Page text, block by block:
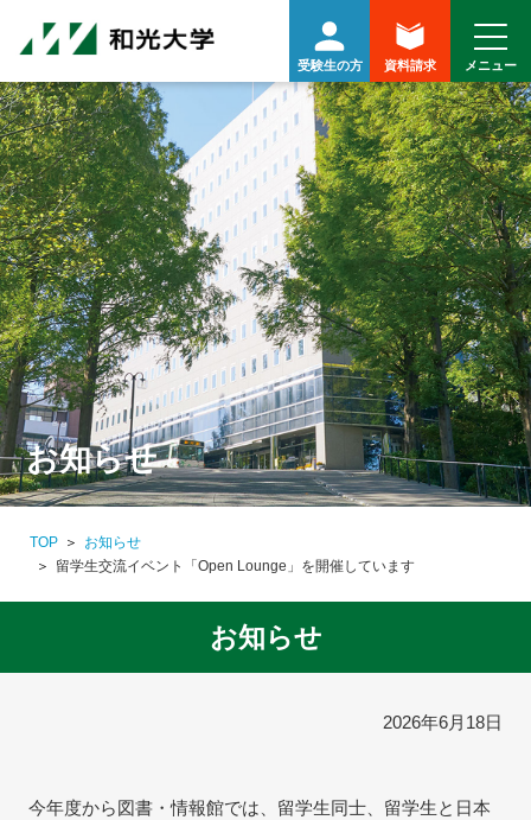
受験生の方 資料請求
お知らせ
TOP
お知らせ
留学生交流イベント「Open Lounge」を開催しています
お知らせ
2026年6月18日
今年度から図書・情報館では、留学生同士、留学生と日本